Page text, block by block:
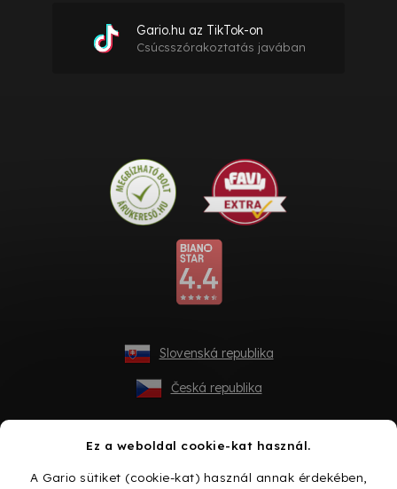
Ez a weboldal cookie-kat használ.
A Gario sütiket (cookie-kat) használ annak érdekében,
Gario.hu az TikTok-on
Csúcsszórakoztatás javában
Slovenská republika
Česká republika